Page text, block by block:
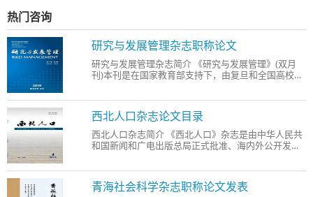
热门咨询
研究与发展管理杂志职称论文
研究与发展管理杂志简介 《研究与发展管理》(双月
刊)本刊是在国家教育部支持下，由复旦和全国高校科
为郑绍濂教授，编辑部设在复旦大学管理学院。刊物
主要刊登科学技术发展及其应用方面的管理研究论
文，面向大
西北人口杂志论文目录
西北人口杂志简介 《西北人口》杂志是由中华人民共
和国新闻和广电出版总局正式批准、海内外公开发行
料为主题，坚持期期精彩、篇篇可读的理念。《西北
人口》栏目设置科学合理、内容详实、观点新颖、文
章可读性
青海社会科学杂志职称论文发表